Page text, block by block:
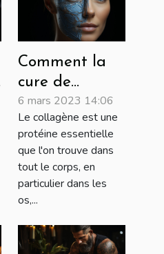
Comment la
cure de
collagène peut
améliorer
votre santé
globale
6 mars 2023 14:06
Le collagène est une
protéine essentielle
que l'on trouve dans
tout le corps, en
particulier dans les
os,...